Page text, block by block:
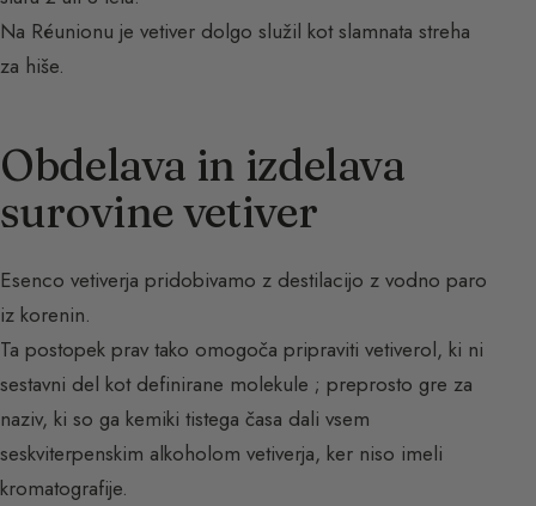
Na Réunionu je vetiver dolgo služil kot slamnata streha
za hiše.
Obdelava in izdelava
surovine vetiver
Esenco vetiverja pridobivamo z destilacijo z vodno paro
iz korenin.
Ta postopek prav tako omogoča pripraviti vetiverol, ki ni
sestavni del kot definirane molekule ; preprosto gre za
naziv, ki so ga kemiki tistega časa dali vsem
seskviterpenskim alkoholom vetiverja, ker niso imeli
kromatografije.